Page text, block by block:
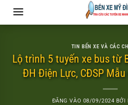
TIN BẾN XE VÀ CÁC
Lộ trình 5 tuyến xe bus từ
ĐH Điện Lực, CĐSP
ĐĂNG VÀO 08/09/2024 BỞI